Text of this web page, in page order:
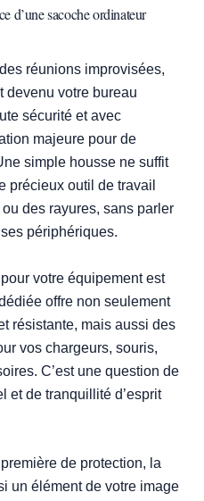
d’une sacoche ordinateur
réunions improvisées,
devenu votre bureau
sécurité et avec
majeure pour de
simple housse ne suffit
précieux outil de travail
des rayures, sans parler
périphériques.
votre équipement est
offre non seulement
résistante, mais aussi des
vos chargeurs, souris,
C’est une question de
et de tranquillité d’esprit
de protection, la
un élément de votre image